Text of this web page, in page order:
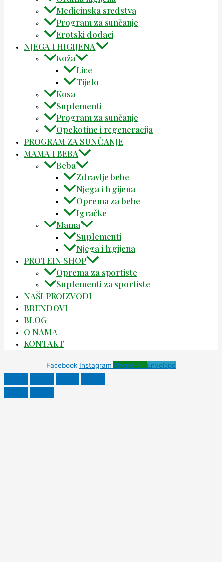
Medicinska sredstva
Program za sunčanje
Erotski dodaci
NJEGA I HIGIJENA
Koža
Lice
Tijelo
Kosa
Suplementi
Program za sunčanje
Opekotine i regeneracija
PROGRAM ZA SUNČANJE
MAMA I BEBA
Beba
Zdravlje bebe
Njega i higijena
Oprema za bebe
Igračke
Mama
Suplementi
Njega i higijena
PROTEIN SHOP
Oprema za sportiste
Suplementi za sportiste
NAŠI PROIZVODI
BRENDOVI
BLOG
O NAMA
KONTAKT
Facebook Instagram Phone-alt Envelope